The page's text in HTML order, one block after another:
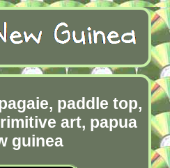
paddle top,
art, papua
guinea